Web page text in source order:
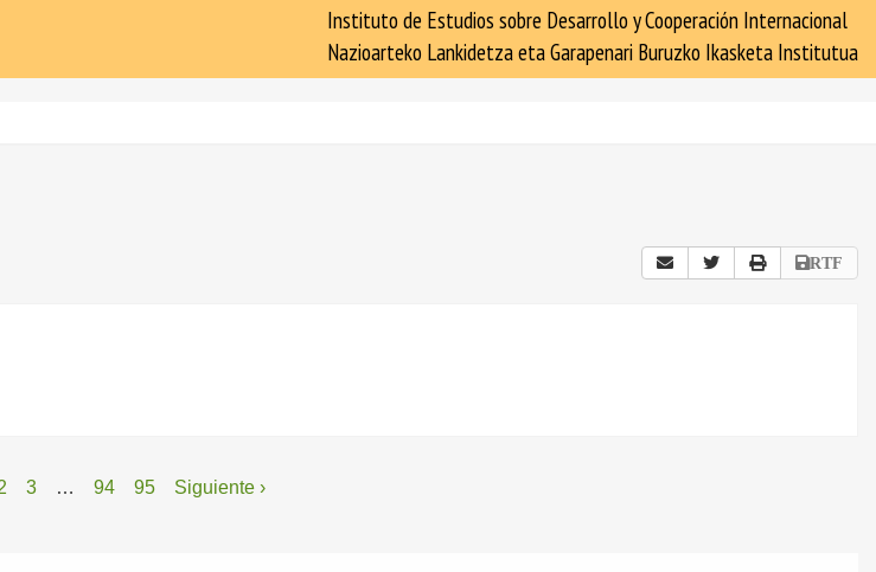
Instituto de Estudios sobre Desarrollo y Cooperación Internacional
Nazioarteko Lankidetza eta Garapenari Buruzko Ikasketa Institutua
RTF
3 … 94 95 Siguiente ›